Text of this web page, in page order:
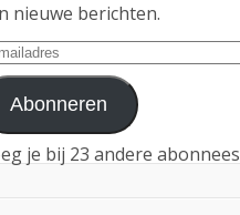
nieuwe berichten.
Abonneren
je bij 23 andere abonnees